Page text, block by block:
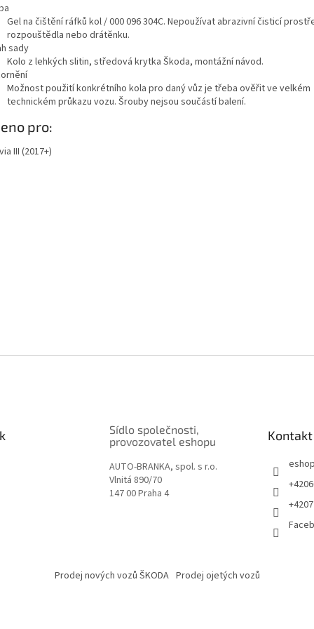
Gel na čištění ráfků kol / 000 096 304C. Nepoužívat abrazivní čisticí
rozpouštědla nebo drátěnku.
sady
Kolo z lehkých slitin, středová krytka Škoda, montážní návod.
Možnost použití konkrétního kola pro daný vůz je třeba ověřit ve velkém
technickém průkazu vozu. Šrouby nejsou součástí balení.
pro:
III (2017+)
Sídlo společnosti,
provozovatel eshopu
AUTO-BRANKA, spol. s r.o.
Vlnitá 890/70
147 00 Praha 4
Kontakt
Prodej nových vozů ŠKODA Prodej ojetých vozů